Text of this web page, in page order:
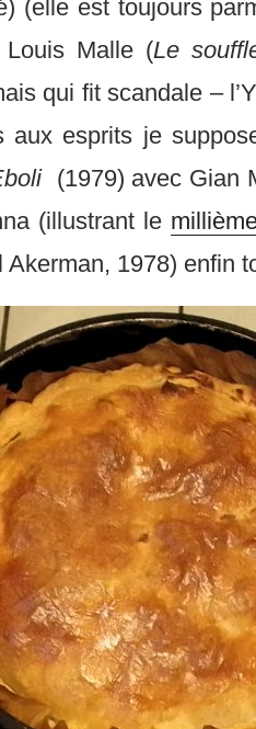
(elle est toujours
Malle (Le
qui fit scandale –
aux esprits je
(1979) avec Gian
(illustrant le
Akerman, 1978) enfin